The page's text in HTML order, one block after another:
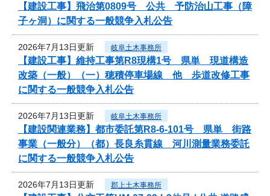
【建設工事】飛治第0809号 公共 予防治山工事（障
子ヶ洞）に関する一般競争入札公告
2026年7月13日更新 岐阜土木事務所
【建設工事】維持工事第R8現構1号 県単 現道構造
改築（一般）（一）穂積停車場線 他 歩道改修工事
に関する一般競争入札公告
2026年7月13日更新 岐阜土木事務所
【建設関連業務】都市委託第R8-6-101号 県単 街路
事業（一般分）（都）長良糸貫線 河川測量業務委託
に関する一般競争入札公告
2026年7月13日更新 郡上土木事務所